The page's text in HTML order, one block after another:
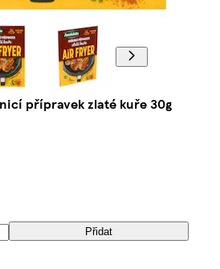
přípravek zlaté kuře 30g
Přidat